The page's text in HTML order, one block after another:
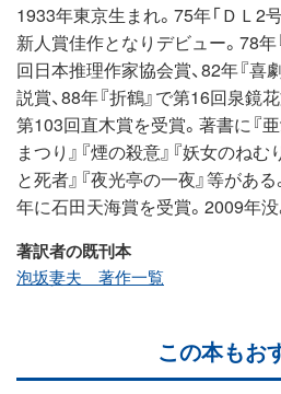
1933年東京生まれ。75年「ＤＬ2
新人賞佳作となりデビュー。78年
回日本推理作家協会賞、82年『喜
説賞、88年『折鶴』で第16回泉鏡
第103回直木賞を受賞。著書に『
まつり』『煙の殺意』『妖女のねむ
と死者』『夜光亭の一夜』等があ
年に石田天海賞を受賞。2009年没
著訳者の既刊本
泡坂妻夫 著作一覧
この本もお